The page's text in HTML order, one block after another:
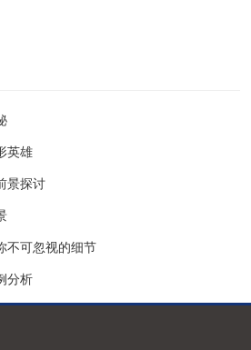
英雄
景探讨
不可忽视的细节
分析